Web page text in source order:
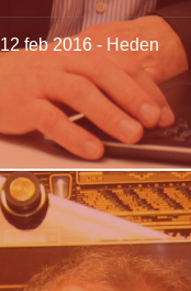
12 feb 2016 - Heden